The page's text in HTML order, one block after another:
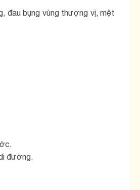
đau bụng vùng thượng vị, mệt
đường.